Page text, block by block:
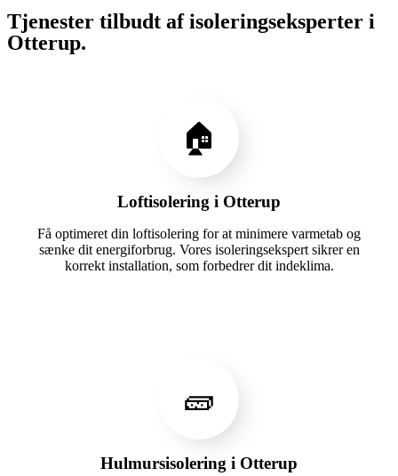
Tjenester tilbudt af isoleringseksperter i
Otterup.
🏠
Loftisolering i Otterup
Få optimeret din loftisolering for at minimere varmetab og
sænke dit energiforbrug. Vores isoleringsekspert sikrer en
korrekt installation, som forbedrer dit indeklima.
🧱
Hulmursisolering i Otterup